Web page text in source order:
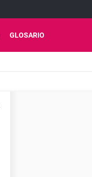
GLOSARIO